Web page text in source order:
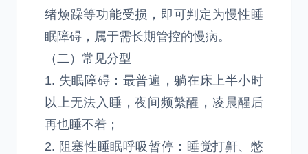
绪烦躁等功能受损，即可判定为慢性睡
眠障碍，属于需长期管控的慢病。
（二）常见分型
1. 失眠障碍：最普遍，躺在床上半小时
以上无法入睡，夜间频繁醒，凌晨醒后
再也睡不着；
2. 阻塞性睡眠呼吸暂停：睡觉打鼾、憋